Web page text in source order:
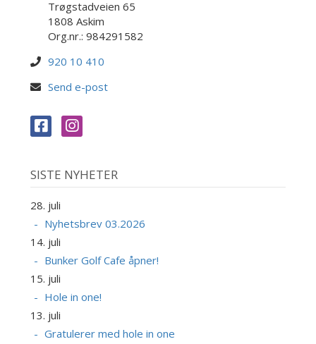
Trøgstadveien 65
1808 Askim
Org.nr.: 984291582
920 10 410
Send e-post
SISTE NYHETER
28. juli
Nyhetsbrev 03.2026
14. juli
Bunker Golf Cafe åpner!
15. juli
Hole in one!
13. juli
Gratulerer med hole in one